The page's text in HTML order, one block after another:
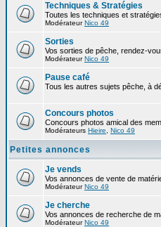
Techniques & Stratégies
Toutes les techniques et
ModérateurNico 49
Sorties
Vos sorties de pêche, rendez-
ModérateurNico 49
Pause café
Tous les autres sujets pêche, à
Concours photos
Concours photos amical des
Modérateurs Hieire Nico 49
Petites annonces
Je vends
Vos annonces de vente de
ModérateurNico 49
Je cherche
Vos annonces de recherche de
ModérateurNico 49